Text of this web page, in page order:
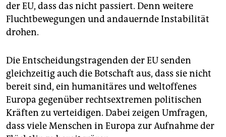
der EU, dass das nicht passiert. Denn weitere
Fluchtbewegungen und andauernde Instabilität
drohen.
Die Entscheidungstragenden der EU senden
gleichzeitig auch die Botschaft aus, dass sie nicht
bereit sind, ein humanitäres und weltoffenes
Europa gegenüber rechtsextremen politischen
Kräften zu verteidigen. Dabei zeigen Umfragen,
dass viele Menschen in Europa zur Aufnahme der